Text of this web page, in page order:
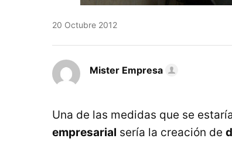
20 Octubre 2012
Mister Empresa
Una de las medidas que se
empresarial sería la creación de